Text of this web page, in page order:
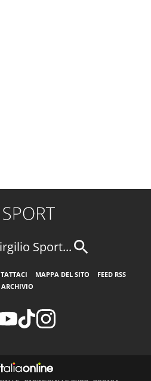
Sport...
MAPPA DEL SITO
FEED RSS
ARCHIVIO